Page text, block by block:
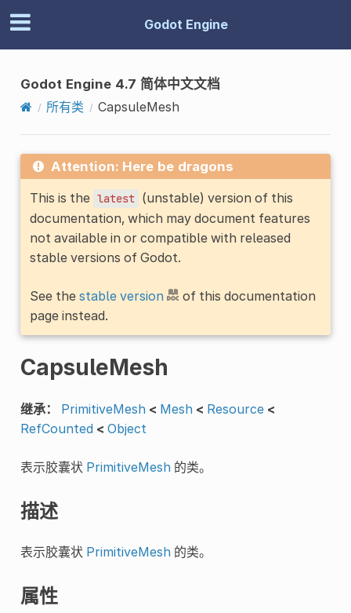
Godot Engine
Godot Engine 4.7 简体中文文档
所有类
CapsuleMesh
Attention: Here be dragons
This is the latest (unstable) version of this
documentation, which may document features
not available in or compatible with released
stable versions of Godot.
See the stable version
of this documentation
page instead.
CapsuleMesh
继承： PrimitiveMesh < Mesh < Resource <
RefCounted < Object
表示胶囊状 PrimitiveMesh的类。
描述
表示胶囊状 PrimitiveMesh的类。
属性